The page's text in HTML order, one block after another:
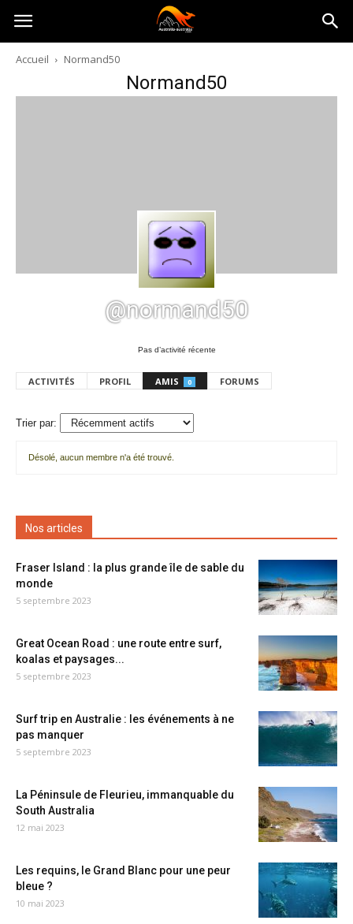
Australia-
australie.com
Accueil Normand50
Normand50
@normand50
Pas d’activité récente
ACTIVITÉS PROFIL AMIS 0 FORUMS
Trier par:
amis
Désolé, aucun membre n'a été trouvé.
Nos articles
Fraser Island : la plus grande île de sable du
monde
5 septembre 2023
Great Ocean Road : une route entre surf,
koalas et paysages...
5 septembre 2023
Surf trip en Australie : les événements à ne
pas manquer
5 septembre 2023
La Péninsule de Fleurieu, immanquable du
South Australia
12 mai 2023
Les requins, le Grand Blanc pour une peur
bleue ?
10 mai 2023